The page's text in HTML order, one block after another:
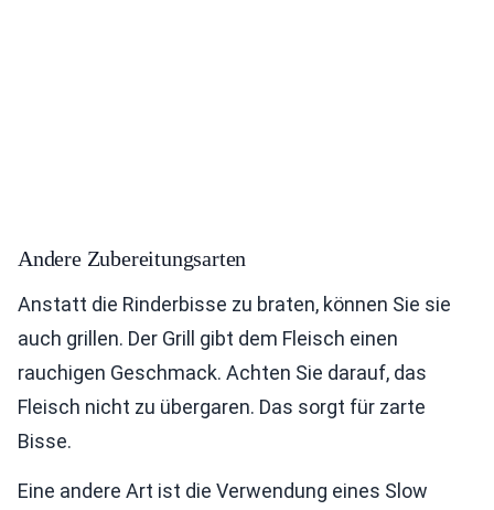
Andere Zubereitungsarten
Anstatt die Rinderbisse zu braten, können Sie sie
auch grillen. Der Grill gibt dem Fleisch einen
rauchigen Geschmack. Achten Sie darauf, das
Fleisch nicht zu übergaren. Das sorgt für zarte
Bisse.
Eine andere Art ist die Verwendung eines Slow